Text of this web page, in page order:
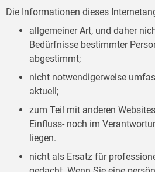
Die Informationen dieses
allgemeiner Art, und daher
Bedürfnisse bestimmter
abgestimmt;
nicht notwendigerweise
aktuell;
zum Teil mit anderen
Einfluss- noch im
liegen.
nicht als Ersatz für